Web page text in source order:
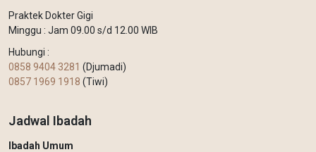
Praktek Dokter Gigi
Minggu : Jam 09.00 s/d 12.00 WIB
Hubungi :
0858 9404 3281 (Djumadi)
0857 1969 1918 (Tiwi)
Jadwal Ibadah
Ibadah Umum